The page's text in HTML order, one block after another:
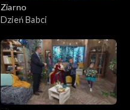
Ziarno
Dzień Babci